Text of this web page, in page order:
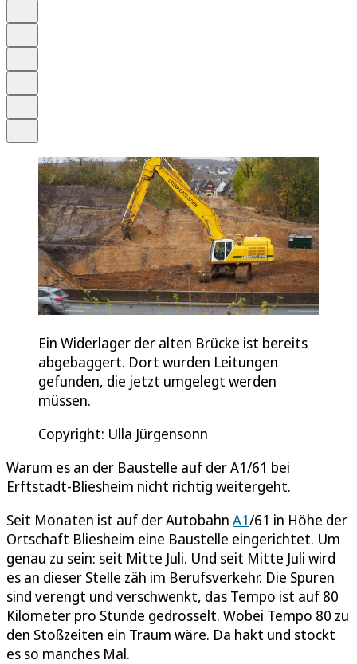
Ein Widerlager der alten Brücke ist bereits
abgebaggert. Dort wurden Leitungen
gefunden, die jetzt umgelegt werden
müssen.
Copyright: Ulla Jürgensonn
Warum es an der Baustelle auf der A1/61 bei
Erftstadt-Bliesheim nicht richtig weitergeht.
Seit Monaten ist auf der Autobahn A1/61 in Höhe der
Ortschaft Bliesheim eine Baustelle eingerichtet. Um
genau zu sein: seit Mitte Juli. Und seit Mitte Juli wird
es an dieser Stelle zäh im Berufsverkehr. Die Spuren
sind verengt und verschwenkt, das Tempo ist auf 80
Kilometer pro Stunde gedrosselt. Wobei Tempo 80 zu
den Stoßzeiten ein Traum wäre. Da hakt und stockt
es so manches Mal.